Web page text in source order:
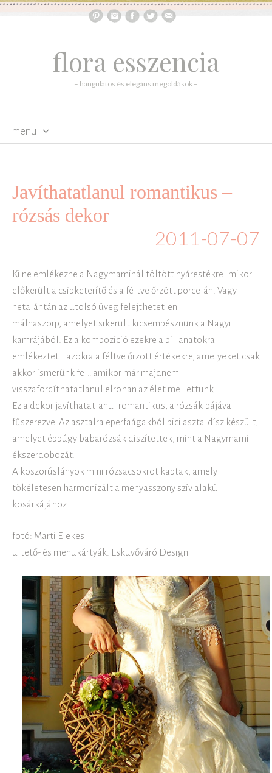
flora esszencia
– hangulatos és elegáns megoldások –
menu
Javíthatatlanul romantikus –
rózsás dekor
2011-07-07
Ki ne emlékezne a Nagymaminál töltött nyárestékre…mikor
előkerült a csipketerítő és a féltve őrzött porcelán. Vagy
netalántán az utolsó üveg felejthetetlen
málnaszörp, amelyet sikerült kicsempésznünk a Nagyi
kamrájából. Ez a kompozíció ezekre a pillanatokra
emlékeztet….azokra a féltve őrzött értékekre, amelyeket csak
akkor ismerünk fel…amikor már majdnem
visszafordíthatatlanul elrohan az élet mellettünk.
Ez a dekor javíthatatlanul romantikus, a rózsák bájával
fűszerezve. Az asztalra eperfaágakból pici asztaldísz készült,
amelyet éppúgy babarózsák diszítettek, mint a Nagymami
ékszerdobozát.
A koszorúslányok mini rózsacsokrot kaptak, amely
tökéletesen harmonizált a menyasszony szív alakú
kosárkájához.
fotó: Marti Elekes
ültető- és menükártyák: Esküvőváró Design